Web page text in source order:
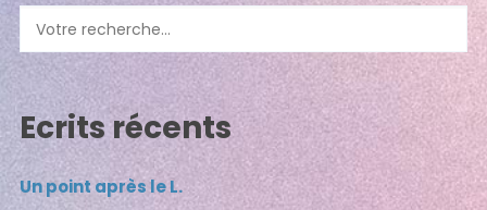
Ecrits récents
Un point après le L.